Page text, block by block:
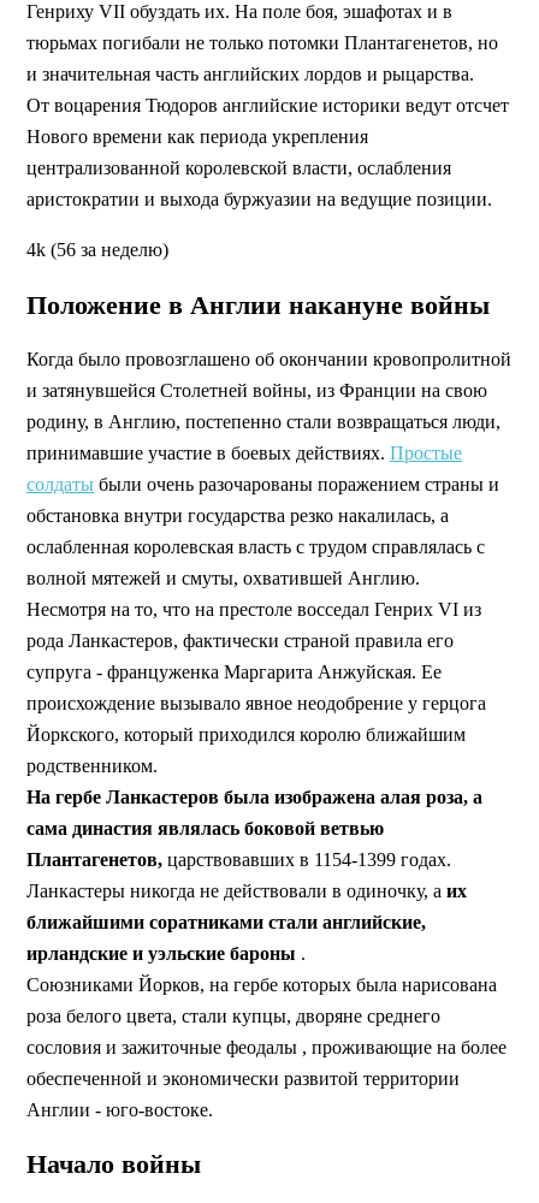
Генриху VII обуздать их. На поле боя, эшафотах и в
тюрьмах погибали не только потомки Плантагенетов, но
и значительная часть английских лордов и рыцарства.
От воцарения Тюдоров английские историки ведут отсчет
Нового времени как периода укрепления
централизованной королевской власти, ослабления
аристократии и выхода буржуазии на ведущие позиции.
4k (56 за неделю)
Положение в Англии накануне войны
Когда было провозглашено об окончании кровопролитной
и затянувшейся Столетней войны, из Франции на свою
родину, в Англию, постепенно стали возвращаться люди,
принимавшие участие в боевых действиях. Простые
солдаты были очень разочарованы поражением страны и
обстановка внутри государства резко накалилась, а
ослабленная королевская власть с трудом справлялась с
волной мятежей и смуты, охватившей Англию.
Несмотря на то, что на престоле восседал Генрих VI из
рода Ланкастеров, фактически страной правила его
супруга - француженка Маргарита Анжуйская. Ее
происхождение вызывало явное неодобрение у герцога
Йоркского, который приходился королю ближайшим
родственником.
На гербе Ланкастеров была изображена алая роза, а
сама династия являлась боковой ветвью
Плантагенетов, царствовавших в 1154-1399 годах.
Ланкастеры никогда не действовали в одиночку, а их
ближайшими соратниками стали английские,
ирландские и уэльские бароны .
Союзниками Йорков, на гербе которых была нарисована
роза белого цвета, стали купцы, дворяне среднего
сословия и зажиточные феодалы , проживающие на более
обеспеченной и экономически развитой территории
Англии - юго-востоке.
Начало войны